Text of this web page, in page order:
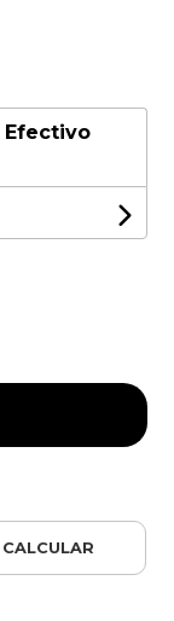
Efectivo
CALCULAR